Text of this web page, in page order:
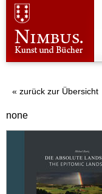
none
« zurück zur Übersicht